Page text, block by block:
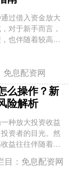
过借入资金放大
对于新手而言，
也伴随着较高风
析杠杆交易的操
意事....
免息配资网
么操作？新
险解析
种放大投资收益
资者的目光。然
益往往伴随着高
解析杠杆交易的
入门....
目： 免息配资网